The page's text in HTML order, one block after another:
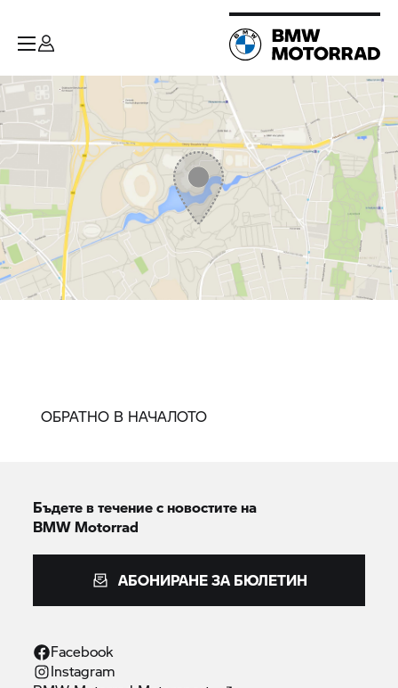
ОБРАТНО В НАЧАЛОТО
Бъдете в течение с новостите на
BMW Motorrad
АБОНИРАНЕ ЗА БЮЛЕТИН
Facebook
Instagram